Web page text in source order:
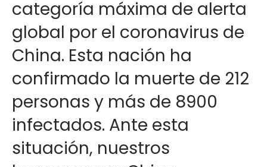
categoría máxima de alerta
global por el coronavirus de
China. Esta nación ha
confirmado la muerte de 212
personas y más de 8900
infectados. Ante esta
situación, nuestros